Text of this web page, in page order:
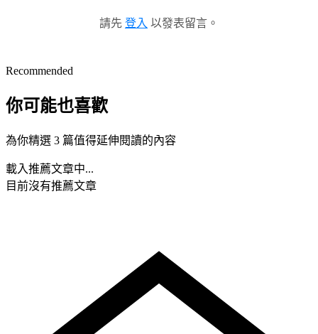
請先 登入 以發表留言。
Recommended
你可能也喜歡
為你精選 3 篇值得延伸閱讀的內容
載入推薦文章中...
目前沒有推薦文章